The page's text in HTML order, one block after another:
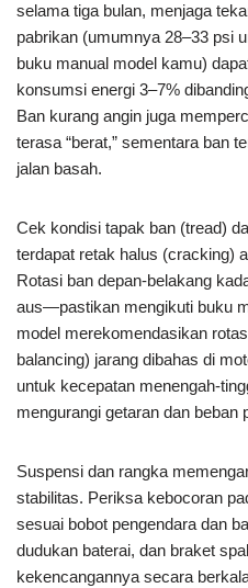
selama tiga bulan, menjaga
pabrikan (umumnya 28–33 psi
buku manual model kamu)
konsumsi energi 3–7%
Ban kurang angin juga
terasa “berat,” sementara ban
jalan basah.
Cek kondisi tapak ban (tread)
terdapat retak halus (cracking)
Rotasi ban depan-belakang
aus—pastikan mengikuti buku
model merekomendasikan
balancing) jarang dibahas di
untuk kecepatan menengah-
mengurangi getaran dan beban
Suspensi dan rangka
stabilitas. Periksa kebocoran
sesuai bobot pengendara dan
dudukan baterai, dan braket
kekencangannya secara